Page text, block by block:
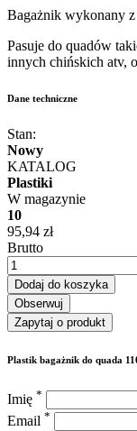
Bagażnik wykonany
Pasuje do quadów
innych chińskich atv,
Dane techniczne
Stan:
Nowy
KATALOG
Plastiki
W magazynie
10
95,94 zł
Brutto
Dodaj do koszyka
Obserwuj
Zapytaj o produkt
Plastik bagażnik do quada
Imię *
Email *